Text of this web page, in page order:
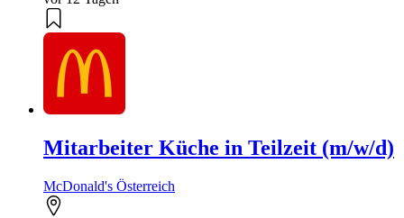
Mitarbeiter Küche in Teilzeit (m/w/d)
McDonald's Österreich